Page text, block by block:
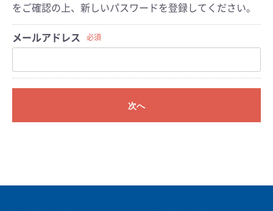
をご確認の上、新しいパスワードを登録してください。
メールアドレス 必須
次へ